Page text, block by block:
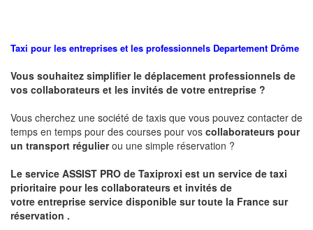
Taxi pour les entreprises et les professionnels Departement Drôme
Vous souhaitez simplifier le déplacement professionnels de
vos collaborateurs et les invités de votre entreprise ?
Vous cherchez une société de taxis que vous pouvez contacter de
temps en temps pour des courses pour vos collaborateurs pour
un transport régulierou une simple réservation ?
Le service ASSIST PRO de Taxiproxi est un service de taxi
prioritaire pour les collaborateurs et invités de
votre entreprise service disponible sur toute la France sur
réservation .